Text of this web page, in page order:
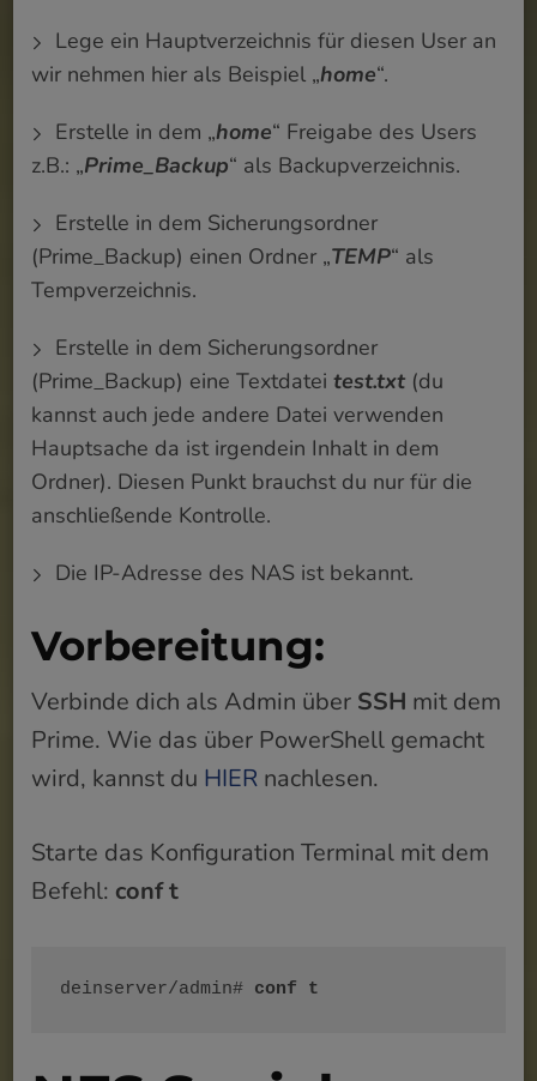
Lege ein Hauptverzeichnis für diesen User an
wir nehmen hier als Beispiel „home“.
Erstelle in dem „home“ Freigabe des Users
z.B.: „Prime_Backup“ als Backupverzeichnis.
Erstelle in dem Sicherungsordner
(Prime_Backup) einen Ordner „TEMP“ als
Tempverzeichnis.
Erstelle in dem Sicherungsordner
(Prime_Backup) eine Textdateitest.txt (du
kannst auch jede andere Datei verwenden
Hauptsache da ist irgendein Inhalt in dem
Ordner). Diesen Punkt brauchst du nur für die
anschließende Kontrolle.
Die IP-Adresse des NAS ist bekannt.
Vorbereitung:
Verbinde dich als Admin über SSH mit dem
Prime. Wie das über PowerShell gemacht
wird, kannst du HIER nachlesen.
Starte das Konfiguration Terminal mit dem
Befehl: conf t
deinserver/admin# conf t